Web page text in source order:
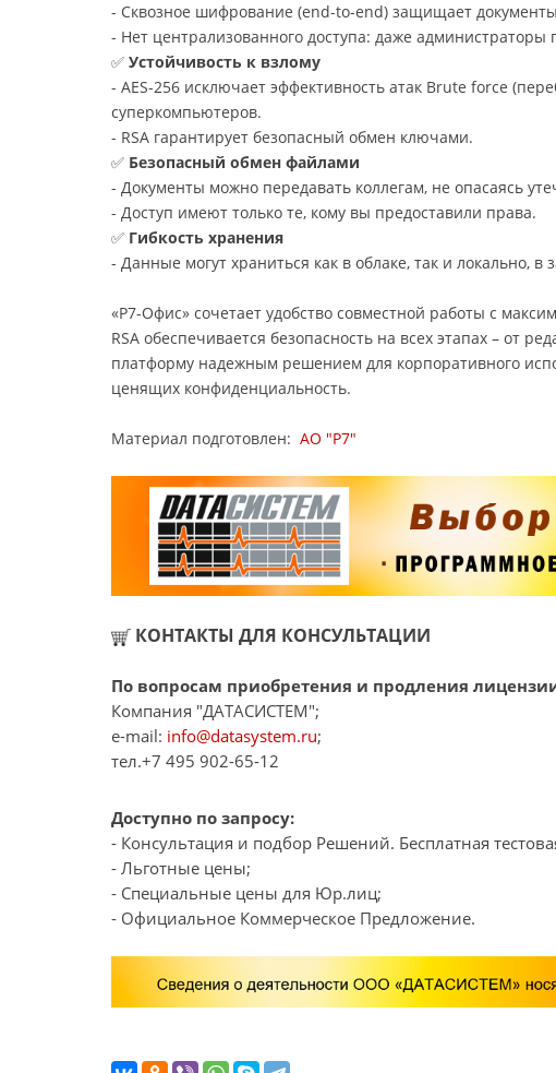
- Сквозное шифрование (end-to-end) защищает
- Нет централизованного доступа: даже
✅ Устойчивость к взлому
- AES-256 исключает эффективность атак Brute force
суперкомпьютеров.
- RSA гарантирует безопасный обмен ключами.
✅ Безопасный обмен файлами
- Документы можно передавать коллегам, не опасаясь
- Доступ имеют только те, кому вы предоставили права.
✅ Гибкость хранения
- Данные могут храниться как в облаке, так и локально, в
«Р7-Офис» сочетает удобство совместной работы с
RSA обеспечивается безопасность на всех этапах – от
платформу надежным решением для корпоративного
ценящих конфиденциальность.
Материал подготовлен: АО "Р7"
КОНТАКТЫ ДЛЯ КОНСУЛЬТАЦИИ
По вопросам приобретения и продления
Компания "ДАТАСИСТЕМ";
e-mail: info@datasystem.ru;
тел.+7 495 902-65-12
Доступно по запросу:
- Консультация и подбор Решений. Бесплатная
- Льготные цены;
- Специальные цены для Юр.лиц;
- Официальное Коммерческое Предложение.